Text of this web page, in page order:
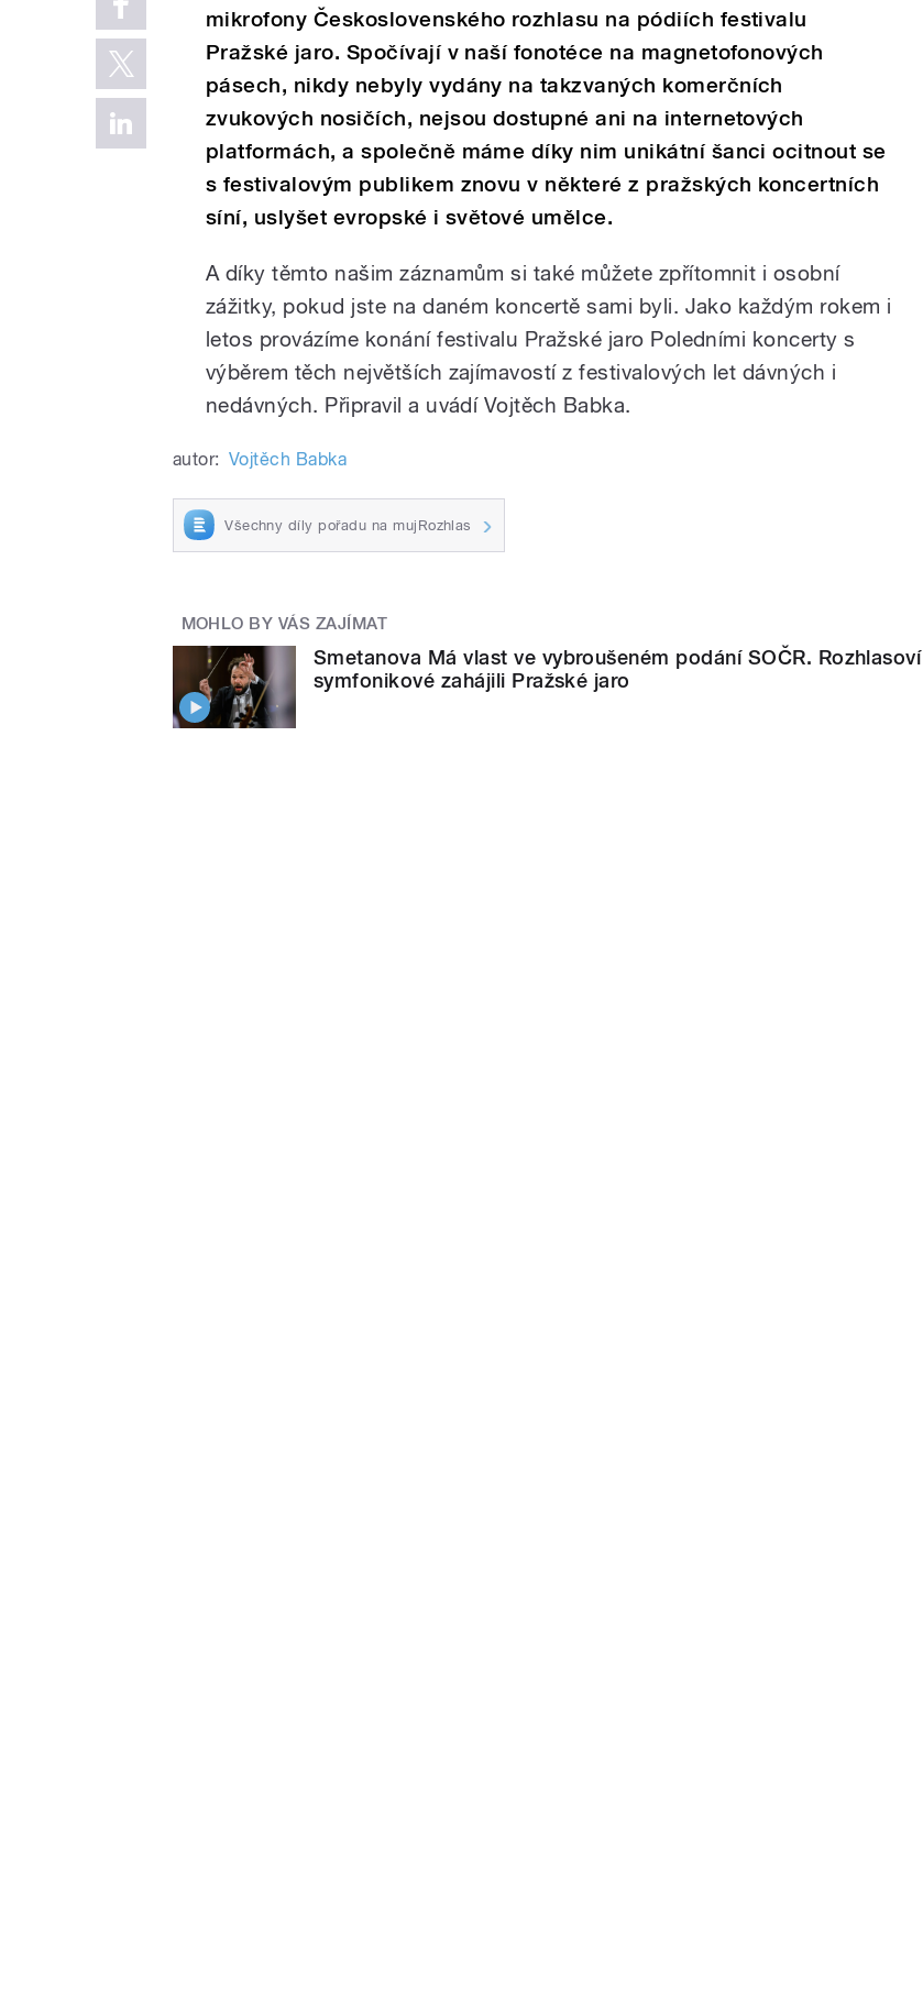
mikrofony Československého rozhlasu na pódiích festivalu
Pražské jaro. Spočívají v naší fonotéce na magnetofonových
pásech, nikdy nebyly vydány na takzvaných komerčních
zvukových nosičích, nejsou dostupné ani na internetových
platformách, a společně máme díky nim unikátní šanci ocitnout se
s festivalovým publikem znovu v některé z pražských koncertních
síní, uslyšet evropské i světové umělce.
A díky těmto našim záznamům si také můžete zpřítomnit i osobní
zážitky, pokud jste na daném koncertě sami byli. Jako každým rokem i
letos provázíme konání festivalu Pražské jaro Poledními koncerty s
výběrem těch největších zajímavostí z festivalových let dávných i
nedávných. Připravil a uvádí Vojtěch Babka.
autor: Vojtěch Babka
Všechny díly pořadu na mujRozhlas
MOHLO BY VÁS ZAJÍMAT
Smetanova Má vlast ve vybroušeném podání SOČR. Rozhlasoví
symfonikové zahájili Pražské jaro